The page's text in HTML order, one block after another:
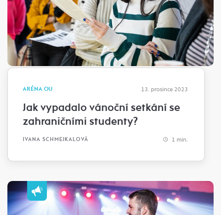
ARÉNA OU 13. prosince 2023
Jak vypadalo vánoční setkání se
zahraničními studenty?
IVANA SCHMEJKALOVÁ 1 min.